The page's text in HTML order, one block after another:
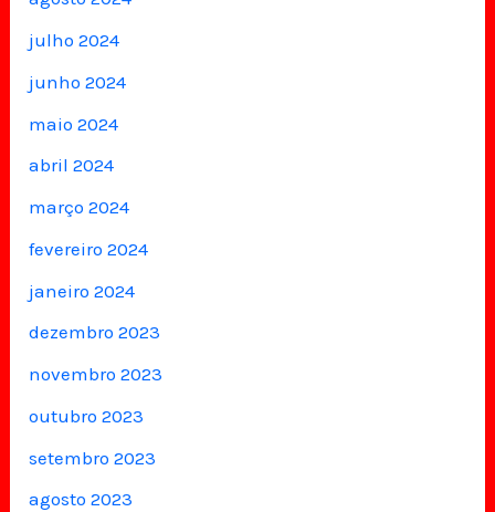
julho 2024
junho 2024
maio 2024
abril 2024
março 2024
fevereiro 2024
janeiro 2024
dezembro 2023
novembro 2023
outubro 2023
setembro 2023
agosto 2023